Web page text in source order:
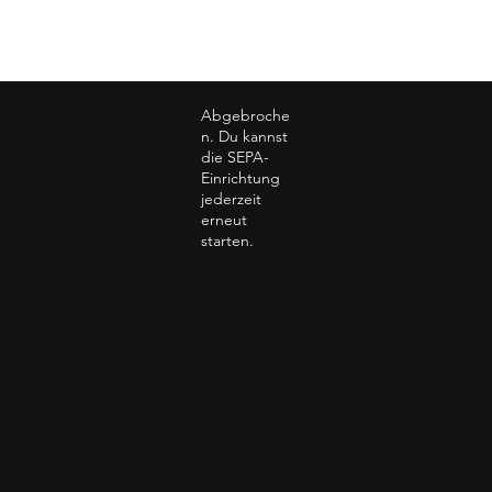
Abgebroche
n. Du kannst
die SEPA-
Einrichtung
jederzeit
erneut
starten.